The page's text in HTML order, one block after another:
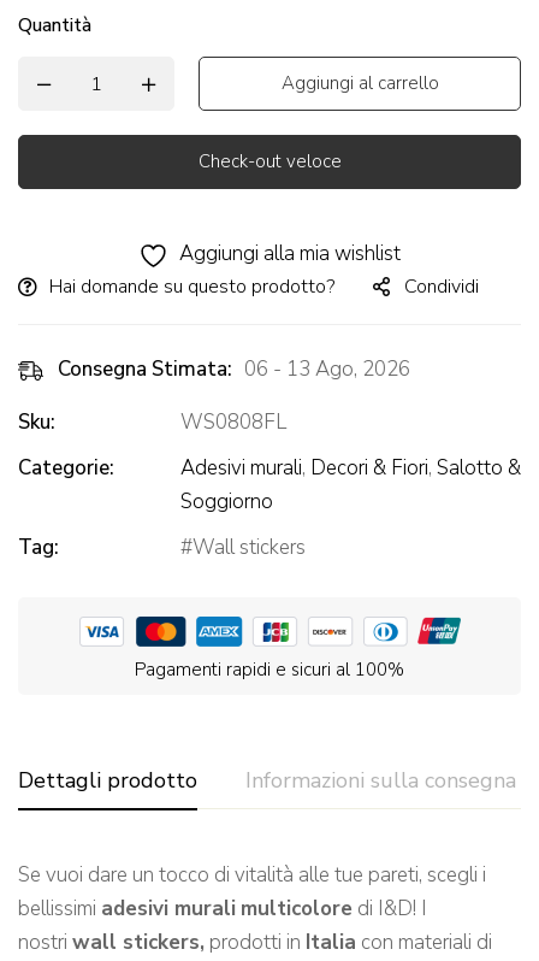
Quantità
Aggiungi al carrello
Check-out veloce
Aggiungi alla mia wishlist
Hai domande su questo prodotto? Condividi
Consegna Stimata: 06 - 13 Ago, 2026
Sku:
WS0808FL
Categorie:
Adesivi murali, Decori & Fiori, Salotto &
Soggiorno
Tag:
Wall stickers
Pagamenti rapidi e sicuri al 100%
Dettagli prodotto Informazioni sulla consegna
Se vuoi dare un tocco di vitalità alle tue pareti, scegli i
bellissimi adesivi murali multicolore di I&D! I
nostri wall stickers, prodotti in Italia con materiali di